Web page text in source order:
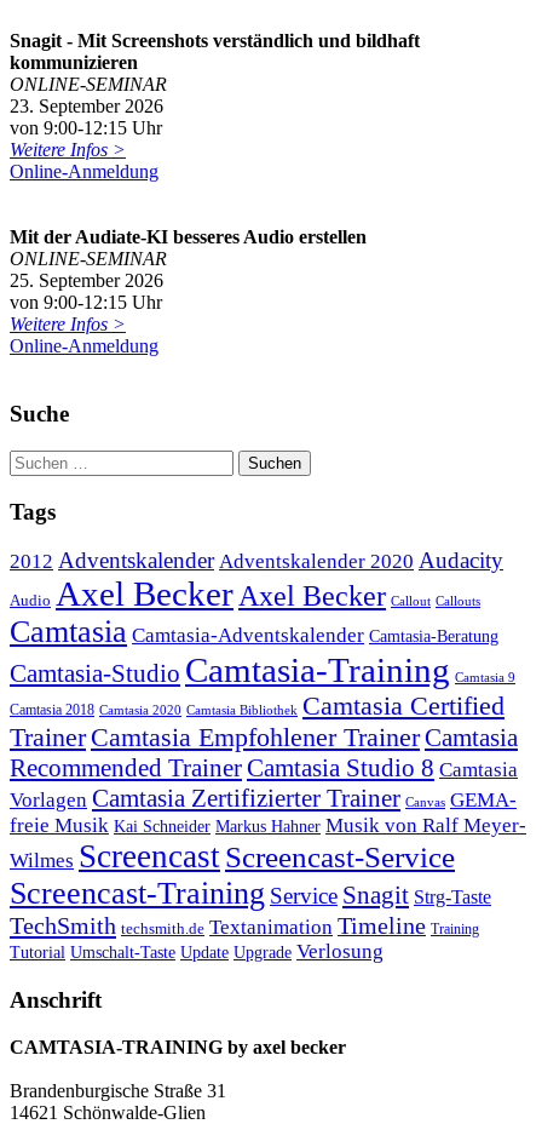
Snagit - Mit Screenshots verständlich und bildhaft
kommunizieren
ONLINE-SEMINAR
23. September 2026
von 9:00-12:15 Uhr
Weitere Infos >
Online-Anmeldung
Mit der Audiate-KI besseres Audio erstellen
ONLINE-SEMINAR
25. September 2026
von 9:00-12:15 Uhr
Weitere Infos >
Online-Anmeldung
Suche
Tags
2012 Adventskalender Adventskalender 2020 Audacity
Audio Axel BeckerAxel Becker Callout Callouts
Camtasia Camtasia-Adventskalender Camtasia-Beratung
Camtasia-Studio Camtasia-Training Camtasia 9
Camtasia 2018 Camtasia 2020 Camtasia Bibliothek Camtasia Certified
Trainer Camtasia Empfohlener TrainerCamtasia
Recommended TrainerCamtasia Studio 8 Camtasia
Vorlagen Camtasia Zertifizierter Trainer Canvas GEMA-
freie Musik Kai Schneider Markus Hahner Musik von Ralf Meyer-
Wilmes ScreencastScreencast-Service
Screencast-Training Service Snagit Strg-Taste
TechSmith techsmith.de Textanimation Timeline Training
Tutorial Umschalt-Taste Update Upgrade Verlosung
Anschrift
CAMTASIA-TRAINING by axel becker
Brandenburgische Straße 31
14621 Schönwalde-Glien